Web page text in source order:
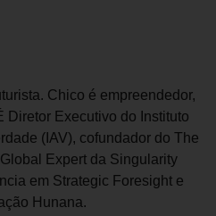
Chico é empreendedor,
Diretor Executivo do Instituto
(IAV), cofundador do The
Expert da Singularity
em Strategic Foresight e
Hunana.